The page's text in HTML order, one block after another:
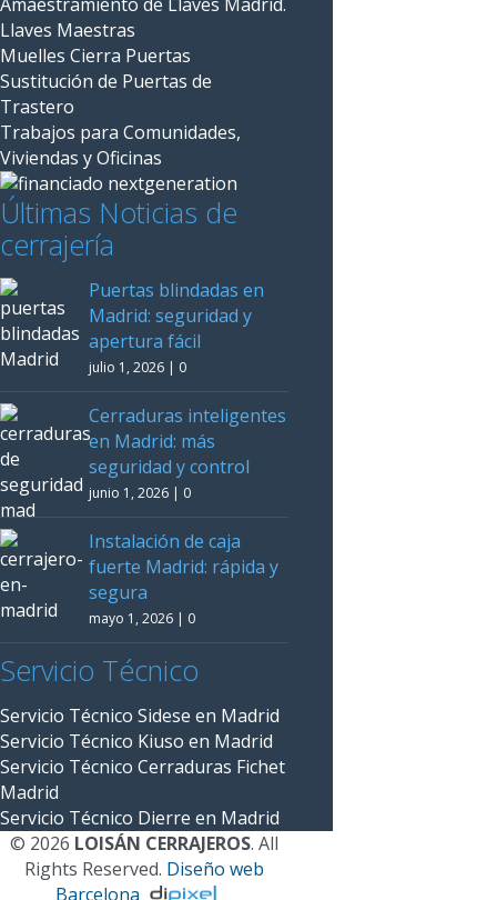
Llaves Maestras
Muelles Cierra Puertas
Sustitución de Puertas de
Trastero
Trabajos para Comunidades,
Viviendas y Oficinas
Últimas Noticias de
cerrajería
Puertas blindadas en
Madrid: seguridad y
apertura fácil
julio 1, 2026 | 0
Cerraduras inteligentes
en Madrid: más
seguridad y control
junio 1, 2026 | 0
Instalación de caja
fuerte Madrid: rápida y
segura
mayo 1, 2026 | 0
Servicio Técnico
Servicio Técnico Sidese en Madrid
Servicio Técnico Kiuso en Madrid
Servicio Técnico Cerraduras Fichet
Madrid
Servicio Técnico Dierre en Madrid
© 2026 LOISÁN CERRAJEROS. All
Rights Reserved. Diseño web
Barcelona